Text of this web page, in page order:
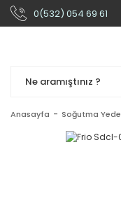
0(532) 054 69 61
Anasayfa Soğutma